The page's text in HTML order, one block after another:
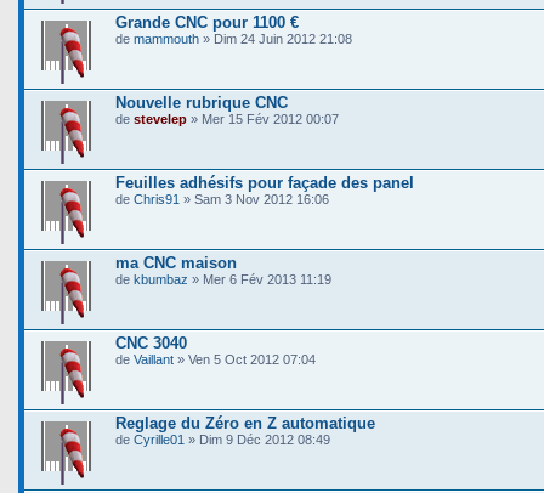
Grande CNC pour 1100 €
de mammouth » Dim 24 Juin 2012 21:08
Nouvelle rubrique CNC
de stevelep » Mer 15 Fév 2012 00:07
Feuilles adhésifs pour façade des panel
de Chris91 » Sam 3 Nov 2012 16:06
ma CNC maison
de kbumbaz » Mer 6 Fév 2013 11:19
CNC 3040
de Vaillant » Ven 5 Oct 2012 07:04
Reglage du Zéro en Z automatique
de Cyrille01 » Dim 9 Déc 2012 08:49